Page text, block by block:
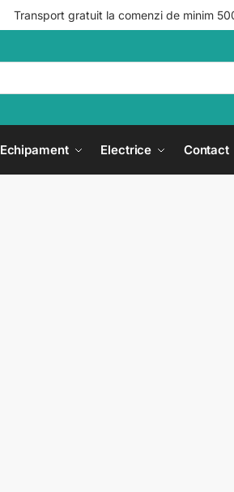
Transport gratuit la comenzi de minim
Echipament Electrice Contact